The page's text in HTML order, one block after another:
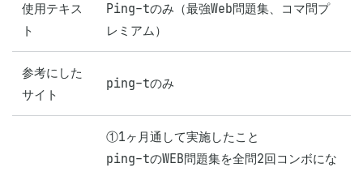
使用テキス
ト
Ping-tのみ（最強Web問題集、コマ問プ
レミアム）
参考にした
サイト
ping-tのみ
①1ヶ月通して実施したこと
ping-tのWEB問題集を全問2回コンボにな